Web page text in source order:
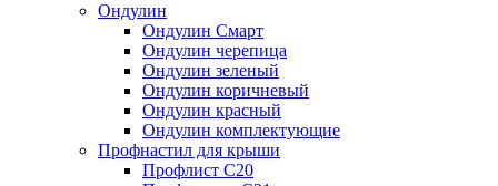
Ондулин
Ондулин Смарт
Ондулин черепица
Ондулин зеленый
Ондулин коричневый
Ондулин красный
Ондулин комплектующие
Профнастил для крыши
Профлист С20